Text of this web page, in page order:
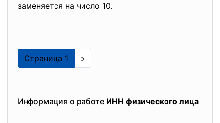
заменяется на число 10.
Страница 1 »
Информация о работе ИНН физического лица